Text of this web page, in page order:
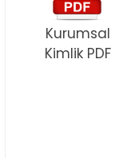
Kurumsal
Kimlik PDF